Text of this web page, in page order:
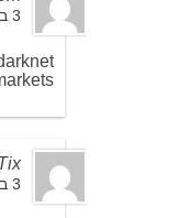
3 במרץ 2025 ב 21:52
3 במרץ 2025 ב 22:05